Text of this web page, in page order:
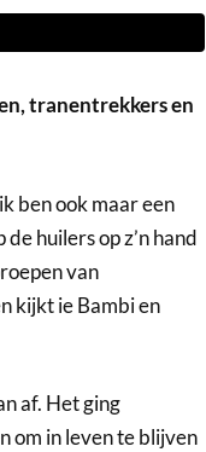
tranentrekkers en
ben ook maar een
huilers op z’n hand
van
kijkt ie Bambi en
af. Het ging
om in leven te blijven